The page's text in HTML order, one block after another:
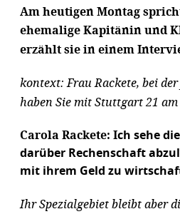
Am heutigen Montag
ehemalige Kapitänin und
erzählt sie in einem
kontext: Frau Rackete, bei
haben Sie mit Stuttgart 21
Carola Rackete: Ich sehe
darüber Rechenschaft
mit ihrem Geld zu
Ihr Spezialgebiet bleibt aber